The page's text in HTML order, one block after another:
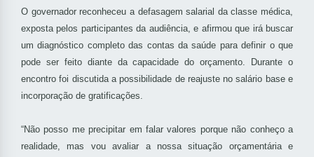
O governador reconheceu a defasagem salarial da classe médica,
exposta pelos participantes da audiência, e afirmou que irá buscar
um diagnóstico completo das contas da saúde para definir o que
pode ser feito diante da capacidade do orçamento. Durante o
encontro foi discutida a possibilidade de reajuste no salário base e
incorporação de gratificações.
“Não posso me precipitar em falar valores porque não conheço a
realidade, mas vou avaliar a nossa situação orçamentária e